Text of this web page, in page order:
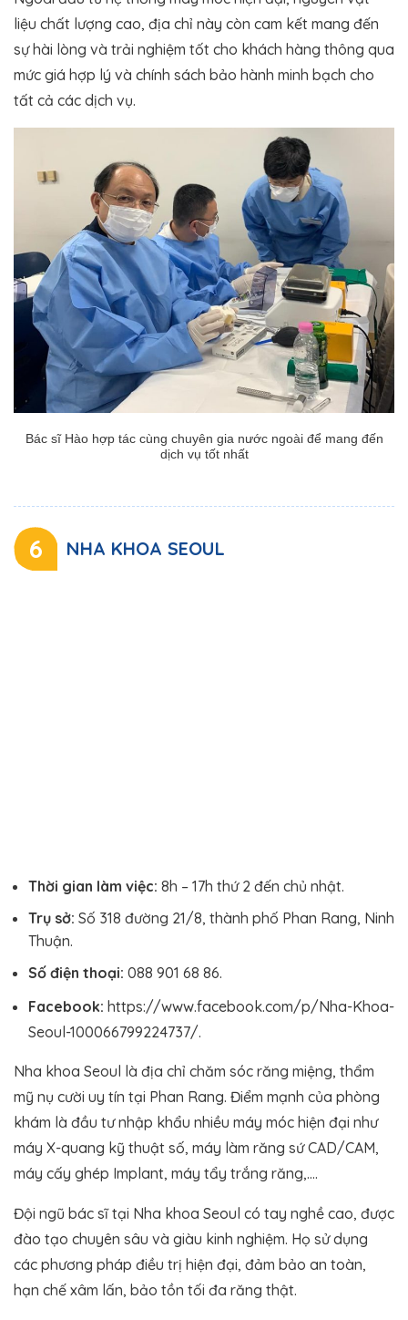
liệu chất lượng cao, địa chỉ này còn cam kết mang đến
sự hài lòng và trải nghiệm tốt cho khách hàng thông qua
mức giá hợp lý và chính sách bảo hành minh bạch cho
tất cả các dịch vụ.
Bác sĩ Hào hợp tác cùng chuyên gia nước ngoài để mang đến
dịch vụ tốt nhất
6 NHA KHOA SEOUL
Thời gian làm việc: 8h – 17h thứ 2 đến chủ nhật.
Trụ sở: Số 318 đường 21/8, thành phố Phan Rang, Ninh
Thuận.
Số điện thoại: 088 901 68 86.
Facebook: https://www.facebook.com/p/Nha-Khoa-
Seoul-100066799224737/.
Nha khoa Seoul là địa chỉ chăm sóc răng miệng, thẩm
mỹ nụ cười uy tín tại Phan Rang. Điểm mạnh của phòng
khám là đầu tư nhập khẩu nhiều máy móc hiện đại như
máy X-quang kỹ thuật số, máy làm răng sứ CAD/CAM,
máy cấy ghép Implant, máy tẩy trắng răng,….
Đội ngũ bác sĩ tại Nha khoa Seoul có tay nghề cao, được
đào tạo chuyên sâu và giàu kinh nghiệm. Họ sử dụng
các phương pháp điều trị hiện đại, đảm bảo an toàn,
hạn chế xâm lấn, bảo tồn tối đa răng thật.